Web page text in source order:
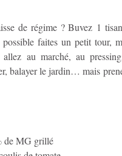
de régime ? Buvez 1
faites un petit tour,
au marché, au
balayer le jardin… mais
de MG grillé